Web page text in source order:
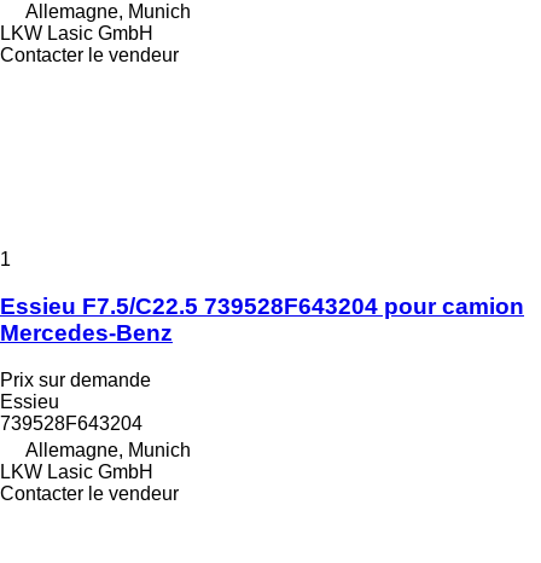
Allemagne, Munich
LKW Lasic GmbH
Contacter le vendeur
1
Essieu F7.5/C22.5 739528F643204 pour camion
Mercedes-Benz
Prix sur demande
Essieu
739528F643204
Allemagne, Munich
LKW Lasic GmbH
Contacter le vendeur